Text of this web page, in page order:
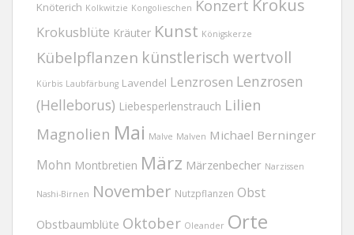
Knöterich Kolkwitzie Kongolieschen Konzert Krokus
Krokusblüte Kräuter Kunst Königskerze
Kübelpflanzen künstlerisch wertvoll
Kürbis Laubfärbung Lavendel Lenzrosen Lenzrosen
(Helleborus) Liebesperlenstrauch Lilien
Magnolien Mai Malve Malven Michael Berninger
Mohn Montbretien März Märzenbecher Narzissen
Nashi-Birnen November Nutzpflanzen Obst
Obstbaumblüte Oktober Oleander Orte